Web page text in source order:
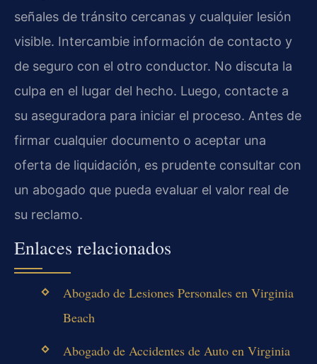
señales de tránsito cercanas y cualquier lesión
visible. Intercambie información de contacto y
de seguro con el otro conductor. No discuta la
culpa en el lugar del hecho. Luego, contacte a
su aseguradora para iniciar el proceso. Antes de
firmar cualquier documento o aceptar una
oferta de liquidación, es prudente consultar con
un abogado que pueda evaluar el valor real de
su reclamo.
Enlaces relacionados
Abogado de Lesiones Personales en Virginia
Beach
Abogado de Accidentes de Auto en Virginia